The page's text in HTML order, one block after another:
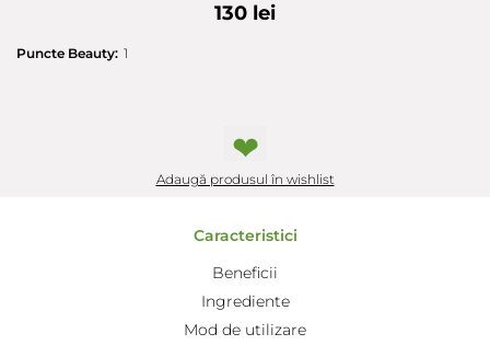
130 lei
Puncte Beauty: 1
❤
Adaugă produsul în wishlist
Caracteristici
Beneficii
Ingrediente
Mod de utilizare